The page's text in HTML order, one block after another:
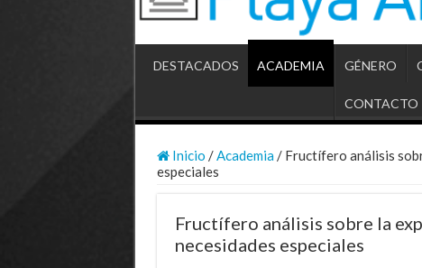
DESTACADOS ACADEMIA GÉNERO
CONTACTO
Inicio / Academia / Fructífero análisis
especiales
Fructífero análisis sobre la
necesidades especiales